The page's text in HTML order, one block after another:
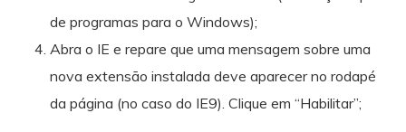
de programas para o Windows);
Abra o IE e repare que uma mensagem sobre uma
nova extensão instalada deve aparecer no rodapé
da página (no caso do IE9). Clique em “Habilitar”;